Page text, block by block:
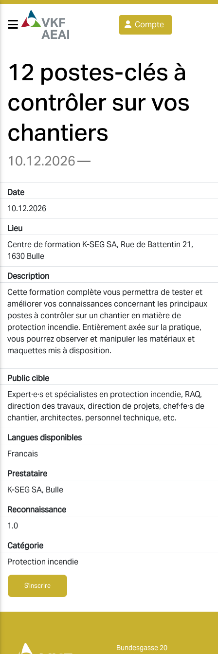
Compte
12 postes-clés à
contrôler sur vos
chantiers
10.12.2026—
Date
10.12.2026
Lieu
Centre de formation K-SEG SA, Rue de Battentin 21,
1630 Bulle
Description
Cette formation complète vous permettra de tester et
améliorer vos connaissances concernant les principaux
postes à contrôler sur un chantier en matière de
protection incendie. Entièrement axée sur la pratique,
vous pourrez observer et manipuler les matériaux et
maquettes mis à disposition.
Public cible
Expert·e·s et spécialistes en protection incendie, RAQ,
direction des travaux, direction de projets, chef·fe·s de
chantier, architectes, personnel technique, etc.
Langues disponibles
Francais
Prestataire
K-SEG SA, Bulle
Reconnaissance
1.0
Catégorie
Protection incendie
S'inscrire
Bundesgasse 20